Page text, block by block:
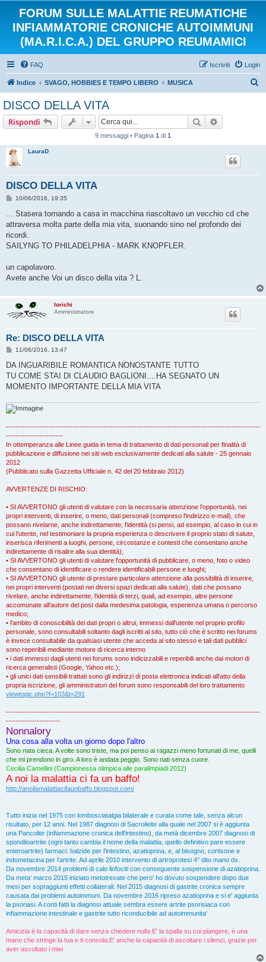
FORUM SULLE MALATTIE REUMATICHE
INFIAMMATORIE CRONICHE AUTOIMMUNI
(MA.R.I.C.A.) DEL GRUPPO REUMAMICI
FAQ Login
Iscriviti
Indice SVAGO, HOBBIES E TEMPO LIBERO MUSICA
DISCO DELLA VITA
Rispondi Cerca
9 messaggi • Pagina 1 di 1
LauraD
DISCO DELLA VITA
M
a
g
i
10/06/2016, 19:35
... Stasera tornando a casa in macchina riascoltavo un vecchio cd che
attraversa molta parte della mia vita, suonando sino nel profondo dei
ricordi.
SAILYNG TO PHILADELPHIA - MARK KNOPFLER.
un capolavoro.
Avete anche Voi un disco della vita ? L.
lorichi
Amministratore
Re: DISCO DELLA VITA
M
s
a
g
o
11/06/2016, 13:47
DA INGUARIBILE ROMANTICA NONOSTANTE TUTTO
TU COME STAI DI CLAUDIO BAGLIONI....HA SEGNATO UN
MOMENTO IMPORTANTE DELLA MIA VITA
-----------------------------------------------------------------------------------------------------------
------------------------
In ottemperanza alle Linee guida in tema di trattamento di dati personali per finalità di
pubblicazione e diffusione nei siti web esclusivamente dedicati alla salute - 25 gennaio
2012
(Pubblicato sulla Gazzetta Ufficiale n. 42 del 20 febbraio 2012)
AVVERTENZE DI RISCHIO:
• SI AVVERTONO gli utenti di valutare con la necessaria attenzione l'opportunità, nei
propri interventi, di inserire, o meno, dati personali (compreso l'indirizzo e-mail), che
possano rivelarne, anche indirettamente, l'identità (si pensi, ad esempio, al caso in cui in
cui l'utente, nel testimoniare la propria esperienza o descrivere il proprio stato di salute,
inserisca riferimenti a luoghi, persone, circostanze e contesti che consentano anche
indirettamente di risalire alla sua identità);
• SI AVVERTONO gli utenti di valutare l'opportunità di pubblicare, o meno, foto o video
che consentano di identificare o rendere identificabili persone e luoghi;
• SI AVVERTONO gli utente di prestare particolare attenzione alla possibilità di inserire,
nei propri interventi (postati nei diversi spazi dedicati alla salute), dati che possano
rivelare, anche indirettamente, l'identità di terzi, quali, ad esempio, altre persone
accomunate all'autore del post dalla medesima patologia, esperienza umana o percorso
medico;
• l'ambito di conoscibilità dei dati propri o altrui, immessi dall'utente nel proprio profilo
personale, sono consultabili soltanto dagli iscritti al sito, tutto ciò che è scritto nei forums
è invece consultabile da qualsiasi utente che acceda al sito stesso e tali dati pubblici
sono reperibili mediante motore di ricerca interno
• i dati immessi dagli utenti nei forums sono indicizzabili e reperibili anche dai motori di
ricerca generalisti (Google, Yahoo etc.);
• gli unici dati sensibili trattati sono gli indirizzi di posta elettronica indicati all'atto della
propria iscrizione, gli amministratori del forum sono responsabili del loro trattamento
viewtopic.php?f=103&t=291
-----------------------------------------------------------------------------------------------------------
-----------------------
Nonnalory
Una cosa alla volta un giorno dopo l'altro
Sono nata cieca. A volte sono triste, ma poi penso ai ragazzi meno fortunati di me, quelli
che mi prendono in giro. A loro è andata peggio. Sono nati senza cuore.
Cecilia Camellini (Campionessa olimpica alle paralimpiadi 2012)
A noi la malattia ci fa un baffo!
http://anoilamalattiacifaunbaffo.blogspot.com/
Tutto inizia nel 1975 con lombosciatalgia bilaterale e curata come tale, senza alcun
risultato, per 12 anni. Nel 1987 diagnosi di Sacroileite alla quale nel 2007 si è aggiunta
una Pancolite (infiammazione cronica dell'intestino), da metà dicembre 2007 diagnosi di
spondiloartrite (ogni tanto cambia il nome della malattia, quello definitivo pare essere
enteroartrite) farmaci: balzide per l'intestino, azatioprina, e, al bisogno, cortisone e
indometacina per l'artrite. Ad aprile 2010 intervento di artroprotesi 4° dito mano dx.
Da novembre 2014 problemi di calo linfociti con conseguente sospensione di azatioprina.
Da meta' marzo 2015 iniziato metotrexate che pero' ho dovuto sospendere dopo due
mesi per sopraggiunti effetti collaterali. Nel 2015 diagnosi di gastrite cronica sempre
causata dai problemi autoimmuni. Da novembre 2016 ripreso azatioprina e si e' aggiunta
la psoriasi. A conti fatti la diagnosi attuale sembra essere artrite psorisiaca con
infiammazione intestinale e gastrite tutto riconducibile ad autoimmunita'
Amicizia è la capacità di dare senza chiedere nulla.E' la spalla su cui piangere, è una
mano che stringe la tua e ti consola.E' anche la capacità di ascoltare i silenzi, grazie per
aver ascoltato i miei